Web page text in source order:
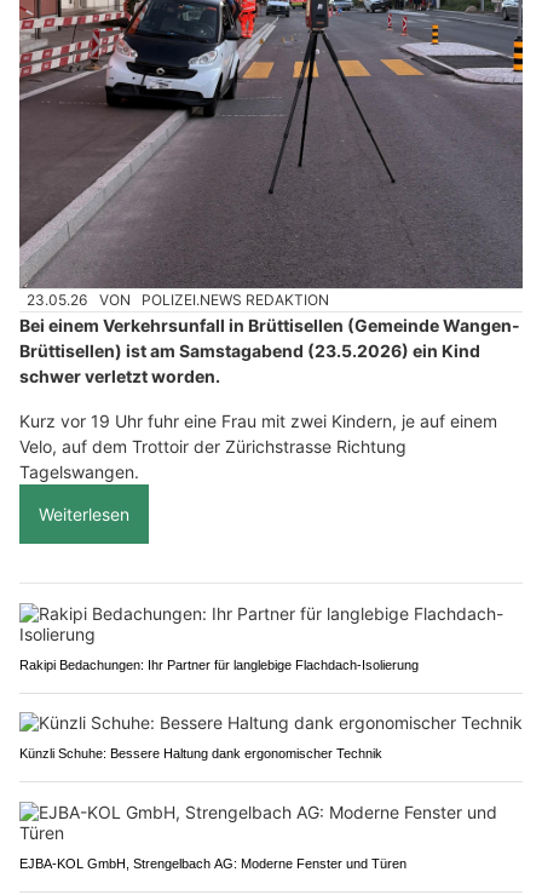
23.05.26 VON POLIZEI.NEWS REDAKTION
Bei einem Verkehrsunfall in Brüttisellen (Gemeinde Wangen-
Brüttisellen) ist am Samstagabend (23.5.2026) ein Kind
schwer verletzt worden.
Kurz vor 19 Uhr fuhr eine Frau mit zwei Kindern, je auf einem
Velo, auf dem Trottoir der Zürichstrasse Richtung
Tagelswangen.
Weiterlesen
Rakipi Bedachungen: Ihr Partner für langlebige Flachdach-Isolierung
Künzli Schuhe: Bessere Haltung dank ergonomischer Technik
EJBA-KOL GmbH, Strengelbach AG: Moderne Fenster und Türen